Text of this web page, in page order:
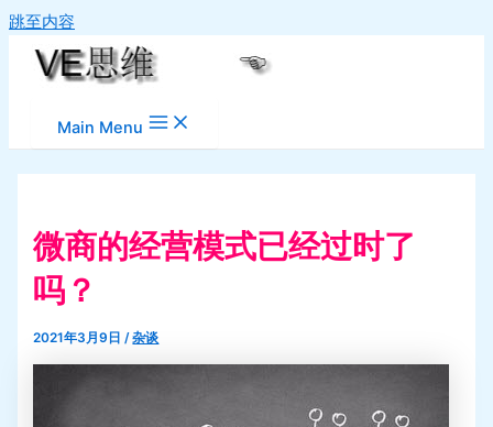
跳至内容
Main Menu
微商的经营模式已经过时了
吗？
2021年3月9日/杂谈